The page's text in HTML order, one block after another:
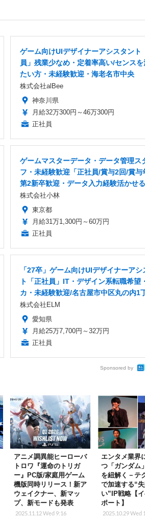
ゲーム向けUIデザイナーアシスタント
員」残業少なめ・定着率高い/センスを
たい方・未経験歓迎・海老名市中央
株式会社alBee
神奈川県
月給32万300円～46万300円
正社員
ゲームマスターデータ・データ管理ス
フ・未経験歓迎「正社員/賞与2回/賞与
第2新卒歓迎・データ入力経験活かせる
株式会社小林
東京都
月給31万1,300円～60万円
正社員
「27卒」ゲーム向けUIデザイナーアシ
ト「正社員」IT・デザイン系転職希望
カ・未経験歓迎/名古屋市中区丸の内1
株式会社ELM
愛知県
月給25万7,700円～32万円
正社員
Sponsored by
アニメ調異能ヒーローバ
トロワ『運命のトリガ
ー』PC版/家庭用ゲーム
機版同時リリース！新ア
ウェイクナー、新マッ
プ、新モードも発表
2025.11.12 Wed 9:16
エンタメ業界
つ「ガンダム
を紐解く－テ
で加速する“
い”IP戦略【
ポート】
2025.10.29 Wed